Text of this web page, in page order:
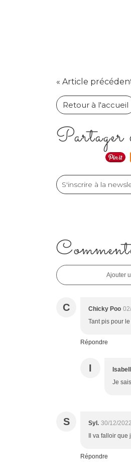
« Article
Retour à l'accueil
Partager
S'inscrire à la
Ajouter
C Chicky Poo
Tant pis pour
Répondre
I
Je
S Syl. 30/12/
Il va falloir que
Répondre